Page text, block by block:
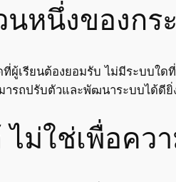
หนึ่งของกร
ที่ผู้เรียนต้องยอมรับ ไม่มีระบบใ
ารถปรับตัวและพัฒนาระบบได้ดี
ไม่ใช่เพื่อคว